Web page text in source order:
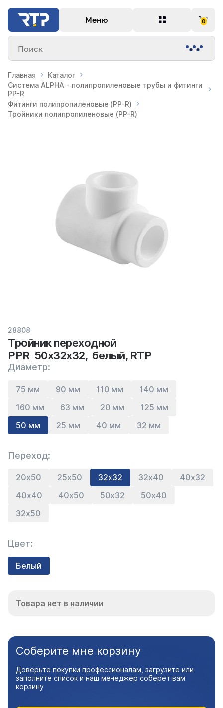
Меню 0
Поиск
Главная
Каталог
Система ALPHA - полипропиленовые трубы и фитинги
PP-R
Фитинги полипропиленовые (PP-R)
Тройники полипропиленовые (PP-R)
28808
Тройник переходной
PPR 50х32х32, белый, RTP
Диаметр:
75 мм 90 мм 110 мм
140 мм
160 мм
63 мм 20 мм
125 мм
50 мм
25 мм 40 мм 32 мм
Переход:
20х50 25х50 32х32 32х40
40х32
40х40
40х50 50х32
50х40
32х50
Цвет:
Белый
Товара нет в наличии
Соберите мне корзину
Доверьте покупки профессионалам, загрузите или
заполните список и наш менеджер соберет вам
корзину